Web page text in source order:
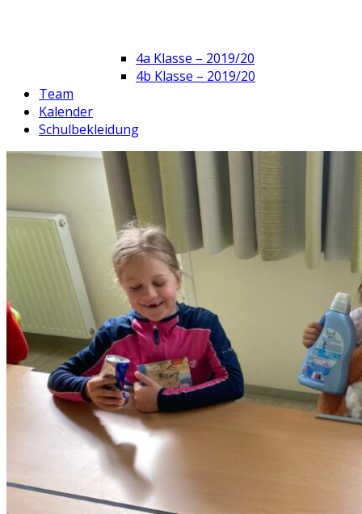
4a Klasse – 2019/20
4b Klasse – 2019/20
Team
Kalender
Schulbekleidung